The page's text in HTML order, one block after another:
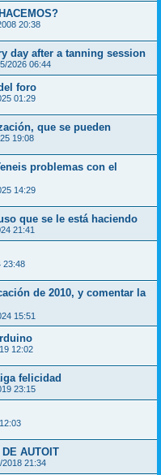
20:38
day after a tanning session
2026 06:44
foro
01:29
que se pueden
19:08
problemas con el
14:29
que se le está haciendo
21:41
23:48
de 2010, y comentar la
15:51
12:02
felicidad
23:15
AUTOIT
2018 21:34